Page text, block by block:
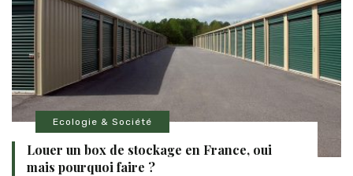
Ecologie & Société
Louer un box de stockage en France, oui
mais pourquoi faire ?